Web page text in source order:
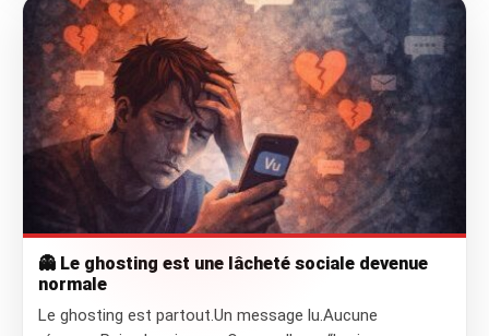
👻 Le ghosting est une lâcheté sociale devenue
normale
Le ghosting est partout.Un message lu.Aucune